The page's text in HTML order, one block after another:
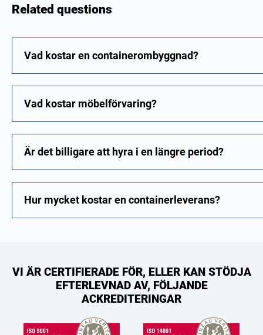
Related questions
Vad kostar en containerombyggnad?
Vad kostar möbelförvaring?
Är det billigare att hyra i en längre period?
Hur mycket kostar en containerleverans?
VI ÄR CERTIFIERADE FÖR, ELLER KAN STÖDJA
EFTERLEVNAD AV, FÖLJANDE
ACKREDITERINGAR